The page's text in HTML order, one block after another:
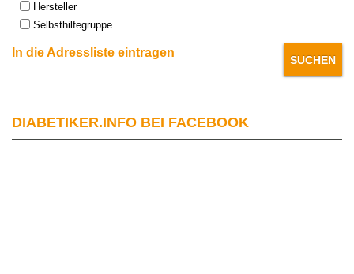
Hersteller
Selbsthilfegruppe
In die Adressliste eintragen
DIABETIKER.INFO BEI FACEBOOK